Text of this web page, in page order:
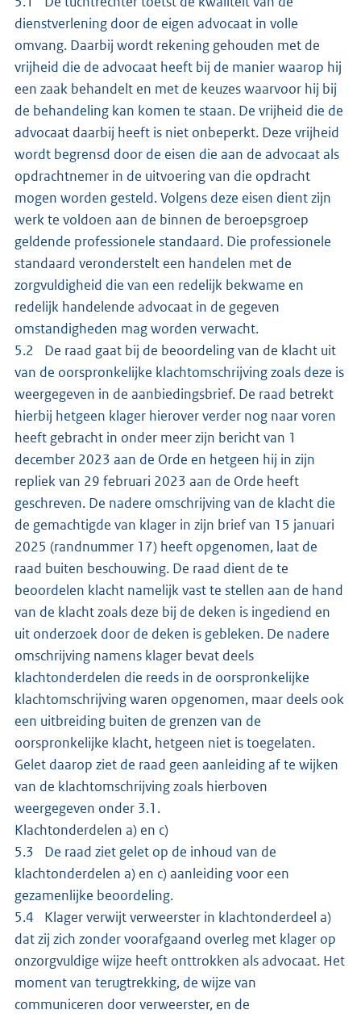
dienstverlening door de eigen advocaat in volle
omvang. Daarbij wordt rekening gehouden met de
vrijheid die de advocaat heeft bij de manier waarop hij
een zaak behandelt en met de keuzes waarvoor hij bij
de behandeling kan komen te staan. De vrijheid die de
advocaat daarbij heeft is niet onbeperkt. Deze vrijheid
wordt begrensd door de eisen die aan de advocaat als
opdrachtnemer in de uitvoering van die opdracht
mogen worden gesteld. Volgens deze eisen dient zijn
werk te voldoen aan de binnen de beroepsgroep
geldende professionele standaard. Die professionele
standaard veronderstelt een handelen met de
zorgvuldigheid die van een redelijk bekwame en
redelijk handelende advocaat in de gegeven
omstandigheden mag worden verwacht.
5.2 De raad gaat bij de beoordeling van de klacht uit
van de oorspronkelijke klachtomschrijving zoals deze is
weergegeven in de aanbiedingsbrief. De raad betrekt
hierbij hetgeen klager hierover verder nog naar voren
heeft gebracht in onder meer zijn bericht van 1
december 2023 aan de Orde en hetgeen hij in zijn
repliek van 29 februari 2023 aan de Orde heeft
geschreven. De nadere omschrijving van de klacht die
de gemachtigde van klager in zijn brief van 15 januari
2025 (randnummer 17) heeft opgenomen, laat de
raad buiten beschouwing. De raad dient de te
beoordelen klacht namelijk vast te stellen aan de hand
van de klacht zoals deze bij de deken is ingediend en
uit onderzoek door de deken is gebleken. De nadere
omschrijving namens klager bevat deels
klachtonderdelen die reeds in de oorspronkelijke
klachtomschrijving waren opgenomen, maar deels ook
een uitbreiding buiten de grenzen van de
oorspronkelijke klacht, hetgeen niet is toegelaten.
Gelet daarop ziet de raad geen aanleiding af te wijken
van de klachtomschrijving zoals hierboven
weergegeven onder 3.1.
Klachtonderdelen a) en c)
5.3 De raad ziet gelet op de inhoud van de
klachtonderdelen a) en c) aanleiding voor een
gezamenlijke beoordeling.
5.4 Klager verwijt verweerster in klachtonderdeel a)
dat zij zich zonder voorafgaand overleg met klager op
onzorgvuldige wijze heeft onttrokken als advocaat. Het
moment van terugtrekking, de wijze van
communiceren door verweerster, en de